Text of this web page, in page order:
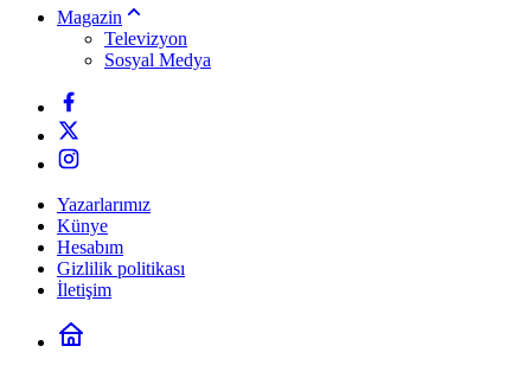
Magazin
Televizyon
Sosyal Medya
Yazarlarımız
Künye
Hesabım
Gizlilik politikası
İletişim